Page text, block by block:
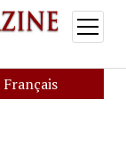
open
menu
Français